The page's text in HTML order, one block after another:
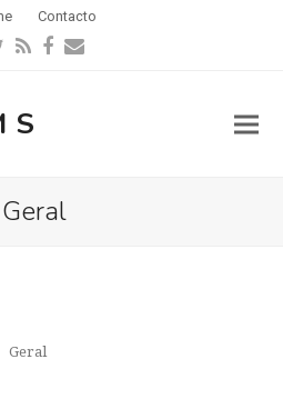
Contacto
RSSFacebook
Email
Geral
Geral